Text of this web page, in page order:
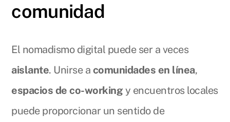
comunidad
El nomadismo digital puede ser a veces
aislante. Unirse a comunidades en línea,
espacios de co-working y encuentros locales
puede proporcionar un sentido de